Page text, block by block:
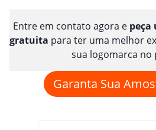
Entre em contato agora e
gratuita para ter uma melhor
sua logomarca no
Garanta Sua